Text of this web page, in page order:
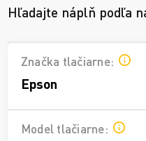
Hľadajte náplň podľa
Značka tlačiarne:
Epson
Model tlačiarne: